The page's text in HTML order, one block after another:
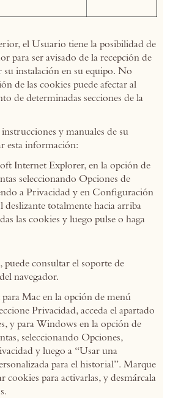
el Usuario tiene la posibilidad de
para ser avisado de la recepción de
instalación en su equipo. No
de las cookies puede afectar al
de determinadas secciones de la
y manuales de su
esta información:
Internet Explorer, en la opción de
seleccionando Opciones de
a Privacidad y en Configuración
deslizante totalmente hacia arriba
las cookies y luego pulse o haga
consultar el soporte de
navegador.
Mac en la opción de menú
Privacidad, acceda el apartado
y para Windows en la opción de
seleccionando Opciones,
y luego a “Usar una
para el historial”. Marque
cookies para activarlas, y desmárcala